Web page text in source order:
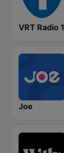
VRT Radio 1
Joe